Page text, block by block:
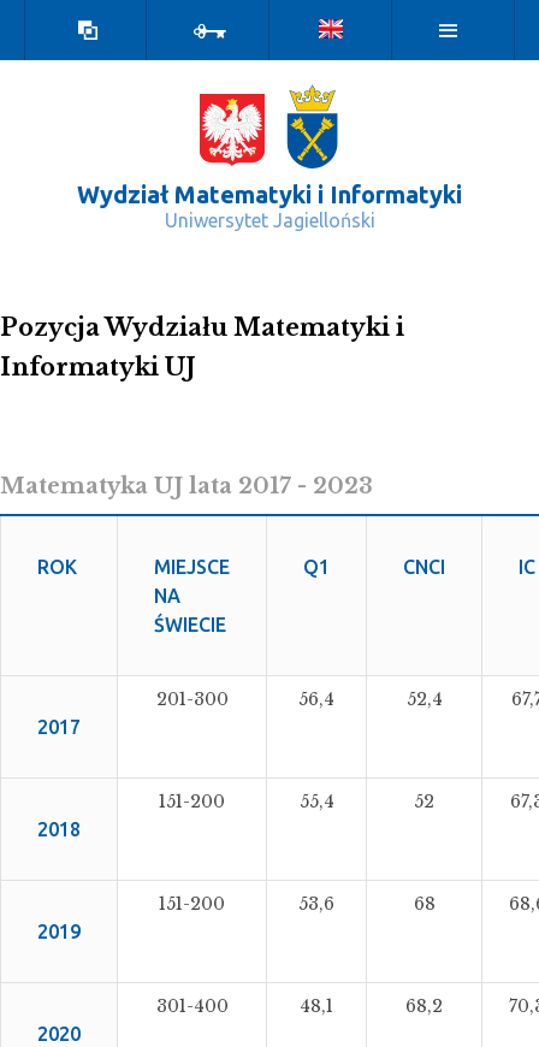
kontrastowa
Wydział Matematyki i Informatyki
Uniwersytet Jagielloński
Pozycja Wydziału Matematyki i
Informatyki UJ
Matematyka UJ lata 2017 - 2023
ROK
MIEJSCE
NA
ŚWIECIE
Q1 CNCI IC
2017
201-300 56,4 52,4
2018
151-200 55,4 52
2019
151-200 53,6 68
2020
301-400 48,1 68,2